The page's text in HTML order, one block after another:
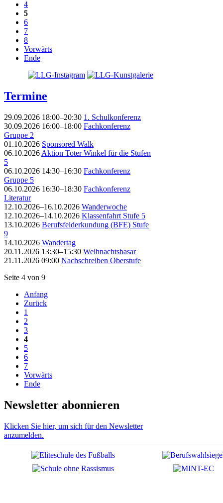
4
5
6
7
8
Vorwärts
Ende
Termine
29.09.2026 18:00–20:30 1. Schulkonferenz
30.09.2026 16:00–18:00 Fachkonferenz
Gruppe 2
01.10.2026 Sponsored Walk
06.10.2026 Aktion Toter Winkel für die Stufen
5
06.10.2026 14:30–16:30 Fachkonferenz
Gruppe 5
06.10.2026 16:30–18:30 Fachkonferenz
Literatur
12.10.2026–16.10.2026 Wanderwoche
12.10.2026–14.10.2026 Klassenfahrt Stufe 5
13.10.2026 Berufsfelderkundung (BFE) Stufe
9
14.10.2026 Wandertag
20.11.2026 13:30–15:30 Weihnachtsbasar
21.11.2026 09:00 Nachschreiben Oberstufe
Seite 4 von 9
Anfang
Zurück
1
2
3
4
5
6
7
Vorwärts
Ende
Newsletter abonnieren
Klicken Sie hier, um sich für den Newsletter
anzumelden.